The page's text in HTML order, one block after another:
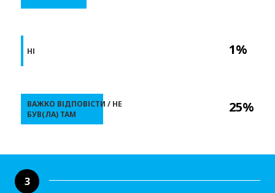
1%
25%
НІ
ВАЖКО ВІДПОВІСТИ / НЕ
БУВ(ЛА) ТАМ
3